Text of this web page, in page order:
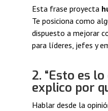
Esta frase proyecta
Te posiciona como
dispuesto a mejorar
para líderes, jefes y
2. “Esto es
explico por
Hablar desde la